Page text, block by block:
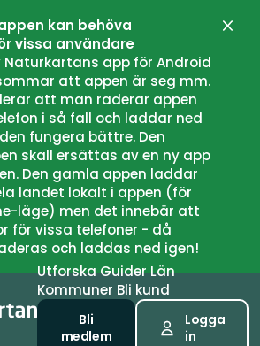
kan behöva
vissa användare
Naturkartans app för Android
att appen är seg mm.
att man raderar appen
i så fall och laddar ned
fungera bättre. Den
skall ersättas av en ny app
Den gamla appen laddar
landet lokalt i appen (för
läge) men det innebär att
för vissa telefoner - då
och laddas ned igen!
UtforskaGuiderLän
Kommuner Bli kund
Bli
medlem
Logga
in